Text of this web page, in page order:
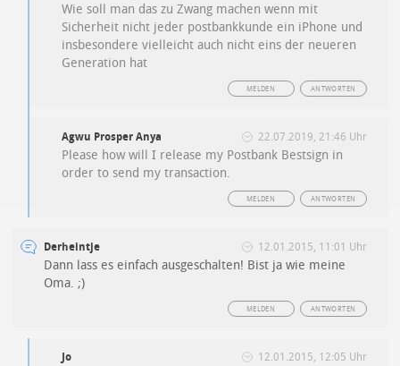
Wie soll man das zu Zwang machen wenn mit
Sicherheit nicht jeder postbankkunde ein iPhone und
insbesondere vielleicht auch nicht eins der neueren
Generation hat
ANTWORTEN
MELDEN
Agwu Prosper Anya 22.07.2019, 21:46 Uhr
Please how will I release my Postbank Bestsign in
order to send my transaction.
ANTWORTEN
MELDEN
Derheintje 12.01.2015, 11:01 Uhr
Dann lass es einfach ausgeschalten! Bist ja wie meine
Oma. ;)
ANTWORTEN
MELDEN
Jo 12.01.2015, 12:05 Uhr